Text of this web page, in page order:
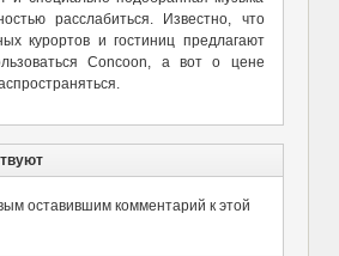
расслабиться. Известно, что
курортов и гостиниц предлагают
Concoon, а вот о цене
оставившим комментарий к этой